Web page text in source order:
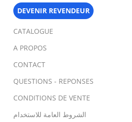
DEVENIR REVENDEUR
CATALOGUE
A PROPOS
CONTACT
QUESTIONS - REPONSES
CONDITIONS DE VENTE
الشروط العامة للاستخدام